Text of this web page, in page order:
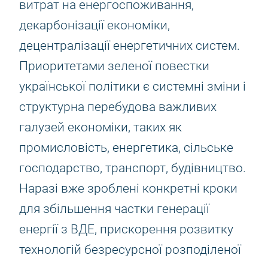
витрат на енергоспоживання,
декарбонізації економіки,
децентралізації енергетичних систем.
Приоритетами зеленої повестки
української політики є системні зміни і
структурна перебудова важливих
галузей економіки, таких як
промисловість, енергетика, сільське
господарство, транспорт, будівництво.
Наразі вже зроблені конкретні кроки
для збільшення частки генерації
енергії з ВДЕ, прискорення розвитку
технологій безресурсної розподіленої